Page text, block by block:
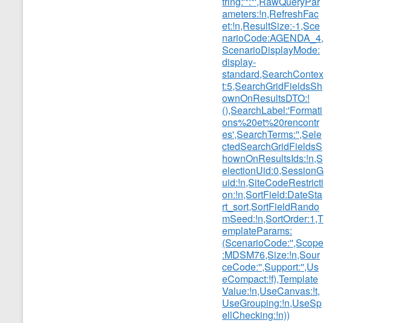
ameters:!n,RefreshFac
et:!n,ResultSize:-1,Sce
narioCode:AGENDA_4,
ScenarioDisplayMode:
display-
standard,SearchContex
t:5,SearchGridFieldsSh
ownOnResultsDTO:!
(),SearchLabel:'Formati
ons%20et%20rencontr
es',SearchTerms:'',Sele
ctedSearchGridFieldsS
hownOnResultsIds:!n,S
electionUid:0,SessionG
uid:!n,SiteCodeRestricti
on:!n,SortField:DateSta
rt_sort,SortFieldRando
mSeed:!n,SortOrder:1,T
emplateParams:
(ScenarioCode:'',Scope
:MDSM76,Size:!n,Sour
ceCode:'',Support:'',Us
eCompact:!f),Template
Value:!n,UseCanvas:!t,
UseGrouping:!n,UseSp
ellChecking:!n))